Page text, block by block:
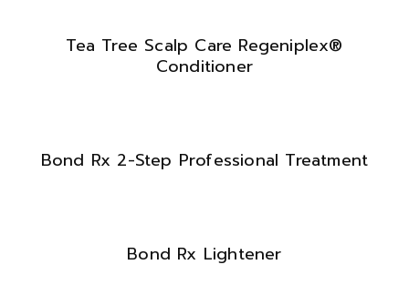
Tea Tree Scalp Care Regeniplex®
Conditioner
Bond Rx 2-Step Professional Treatment
Bond Rx Lightener